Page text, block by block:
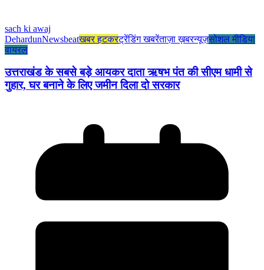
sach ki awaj
DehardunNewsbeatखबर हटकरट्रेंडिंग खबरेंताज़ा ख़बरन्यूज़सोशल मीडिया
वायरल
उत्तराखंड के सबसे बड़े आयकर दाता ऋषभ पंत की सीएम धामी से
गुहार, घर बनाने के लिए जमीन दिला दो सरकार